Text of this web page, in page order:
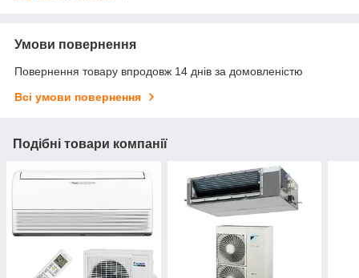
Умови повернення
Повернення товару впродовж 14 днів за домовленістю
Всі умови повернення
Подібні товари компанії